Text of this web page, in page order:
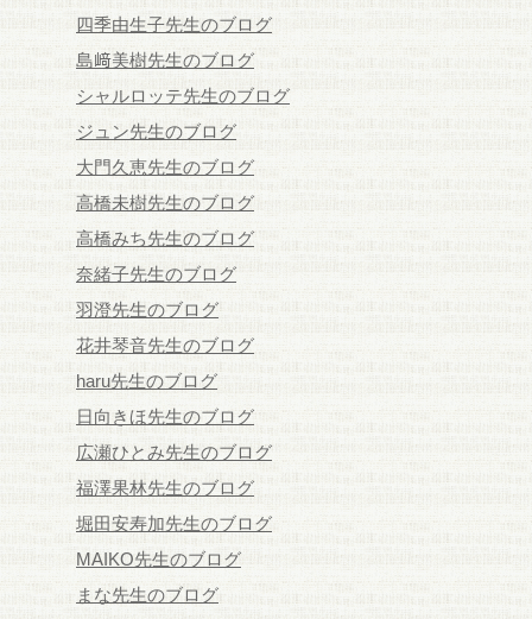
四季由生子先生のブログ
島﨑美樹先生のブログ
シャルロッテ先生のブログ
ジュン先生のブログ
大門久恵先生のブログ
高橋未樹先生のブログ
高橋みち先生のブログ
奈緒子先生のブログ
羽澄先生のブログ
花井琴音先生のブログ
haru先生のブログ
日向きほ先生のブログ
広瀬ひとみ先生のブログ
福澤果林先生のブログ
堀田安寿加先生のブログ
MAIKO先生のブログ
まな先生のブログ